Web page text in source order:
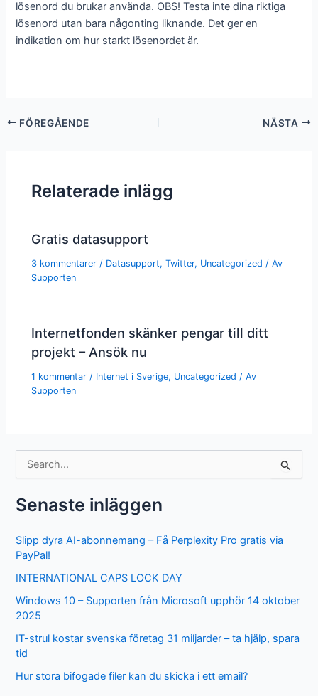
lösenord du brukar använda. OBS! Testa inte dina riktiga
lösenord utan bara någonting liknande. Det ger en
indikation om hur starkt lösenordet är.
FÖREGÅENDE NÄSTA
Relaterade inlägg
Gratis datasupport
3 kommentarer / Datasupport,Twitter, Uncategorized / Av
Supporten
Internetfonden skänker pengar till ditt
projekt – Ansök nu
1 kommentar / Internet i Sverige, Uncategorized / Av
Supporten
e
f
e
r
Senaste inläggen
Slipp dyra AI-abonnemang – Få Perplexity Pro gratis via
PayPal!
INTERNATIONAL CAPS LOCK DAY
Windows 10 – Supporten från Microsoft upphör 14 oktober
2025
IT-strul kostar svenska företag 31 miljarder – ta hjälp, spara
tid
Hur stora bifogade filer kan du skicka i ett email?